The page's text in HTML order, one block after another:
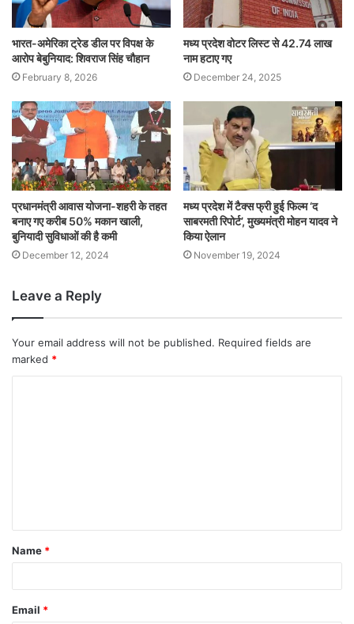
भारत-अमेरिका ट्रेड डील पर विपक्ष के
आरोप बेबुनियाद: शिवराज सिंह चौहान
February 8, 2026
मध्य प्रदेश वोटर लिस्ट से 42.74 लाख
नाम हटाए गए
December 24, 2025
प्रधानमंत्री आवास योजना-शहरी के तहत
बनाए गए करीब 50% मकान खाली,
बुनियादी सुविधाओं की है कमी
December 12, 2024
मध्य प्रदेश में टैक्स फ्री हुई फिल्म ‘द
साबरमती रिपोर्ट’, मुख्यमंत्री मोहन यादव ने
किया ऐलान
November 19, 2024
Leave a Reply
Your email address will not be published. Required fields are
marked *
Name *
Email *